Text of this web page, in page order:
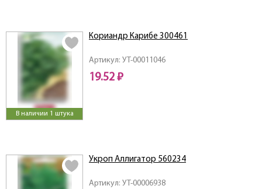
В наличии 1 штука
Артикул: УТ-00011046
Кориандр Карибе 300461
19.52 ₽
Артикул: УТ-00006938
Укроп Аллигатор 560234